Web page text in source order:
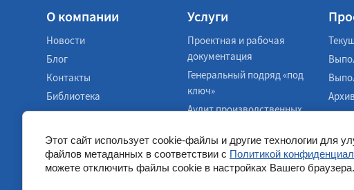
О компании
Новости
Блог
Контакты
Библиотека
Инструменты
Услуги
Проектная и рабочая
документация
Генеральный подряд «под
ключ»
Аудит производственных
Этот сайт использует cookie-файлы и другие технологии для
файлов метаданных в соответствии с Политикой
можете отключить файлы cookie в настройках Вашего браузера.